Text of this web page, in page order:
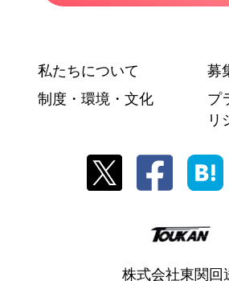
私たちについて
制度・環境・文化
募
プ
リ
株式会社東関回